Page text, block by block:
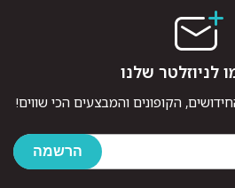
לניוזלטר שלנו
הקופונים והמבצעים הכי שווים!